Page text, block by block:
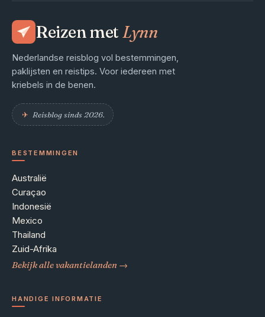
Reizen met Lynn
Nederlandse reisblog vol bestemmingen,
paklijsten en reistips. Voor iedereen met
kriebels in de benen.
✈︎ Reisblog sinds 2026.
BESTEMMINGEN
Australië
Curaçao
Indonesië
Mexico
Thailand
Zuid-Afrika
Bekijk alle vakantielanden →
HANDIGE INFORMATIE